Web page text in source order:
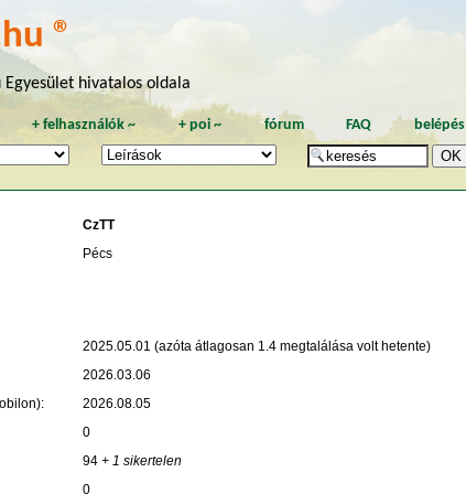
®
Egyesület hivatalos oldala
+felhasználók ~ + poi~ fórum FAQ belépés
CzTT
Pécs
2025.05.01 (azóta átlagosan 1.4 megtalálása volt hetente)
2026.03.06
2026.08.05
0
94+ 1 sikertelen
0